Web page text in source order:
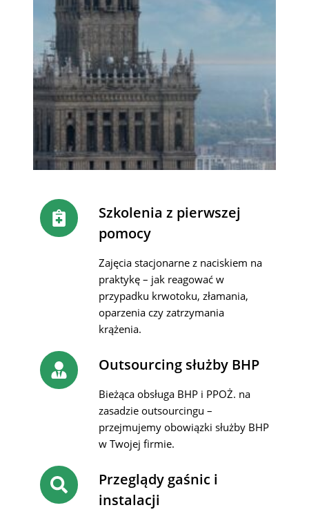
Szkolenia z pierwszej
pomocy
Zajęcia stacjonarne z naciskiem na
praktykę – jak reagować w
przypadku krwotoku, złamania,
oparzenia czy zatrzymania
krążenia.
Outsourcing służby BHP
Bieżąca obsługa BHP i PPOŻ. na
zasadzie outsourcingu –
przejmujemy obowiązki służby BHP
w Twojej firmie.
Przeglądy gaśnic i
instalacji